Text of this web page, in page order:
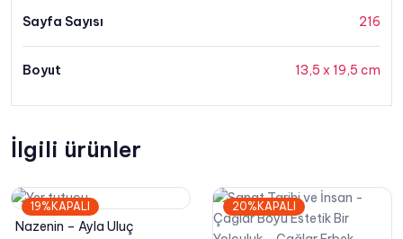
Sayfa Sayısı 216
Boyut 13,5 x 19,5 cm
İlgili ürünler
19%KAPALI
Nazenin – Ayla Uluç
20%KAPALI